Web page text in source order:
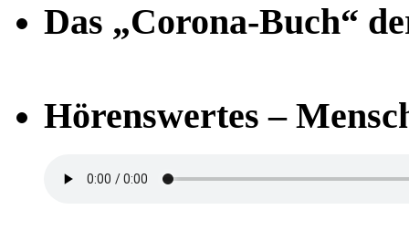
Das „Corona-Buch“
Hörenswertes –